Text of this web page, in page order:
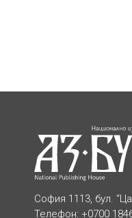
София 1113, бул.
Телефон: +0700